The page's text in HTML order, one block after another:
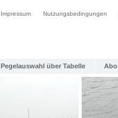
Impressum Nutzungsbedingungen
Pegelauswahl über Tabelle Abo